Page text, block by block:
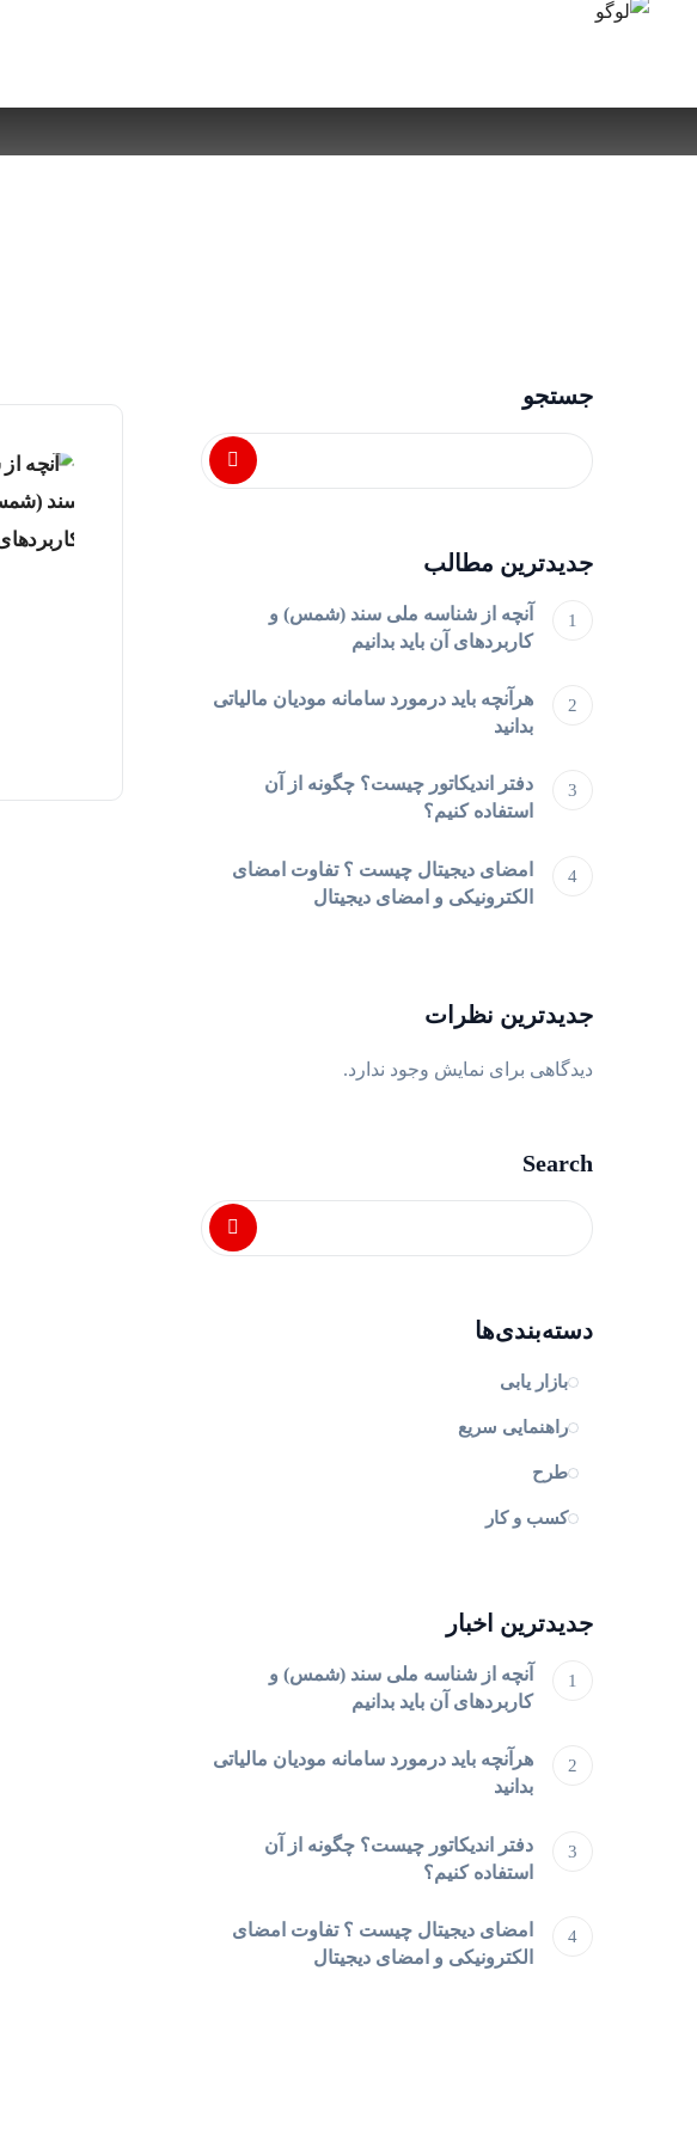
جستجو
جدیدترین مطالب
آنچه از شناسه ملی سند (شمس) و
کاربردهای آن باید بدانیم
هرآنچه باید درمورد سامانه مودیان مالیاتی
بدانید
دفتر اندیکاتور چیست؟ چگونه از آن
استفاده کنیم؟
امضای دیجیتال چیست ؟ تفاوت امضای
الکترونیکی و امضای دیجیتال
جدیدترین نظرات
دیدگاهی برای نمایش وجود ندارد.
Search
دسته‌بندی‌ها
بازار یابی
راهنمایی سریع
طرح
کسب و کار
جدیدترین اخبار
آنچه از شناسه ملی سند (شمس) و
کاربردهای آن باید بدانیم
هرآنچه باید درمورد سامانه مودیان مالیاتی
بدانید
دفتر اندیکاتور چیست؟ چگونه از آن
استفاده کنیم؟
امضای دیجیتال چیست ؟ تفاوت امضای
الکترونیکی و امضای دیجیتال